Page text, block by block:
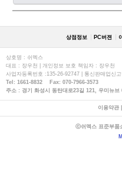
상점정보 PC버젼
상호명 : 쉬멕스
대표 : 장우천 | 개인정보 보호 책임자 : 장우천
사업자등록번호 :135-26-92747 | 통신판매업신
Tel: 1661-8832 Fax: 070-7966-3573
주소 : 경기 화성시 동탄대로23길 121, 우미뉴브
이용약관|
ⓒ쉬멕스 표준부품